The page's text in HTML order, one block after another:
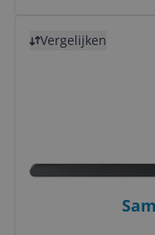
Vergelijken